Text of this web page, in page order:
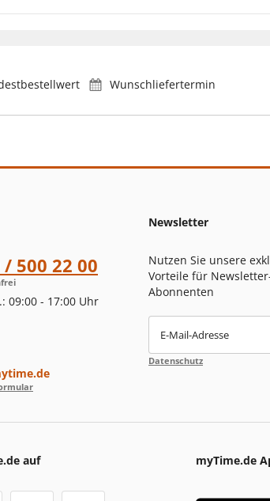
Wunschliefertermin
500 22 00
09:00 - 17:00 Uhr
Newsletter
Nutzen Sie unsere
Vorteile für
Abonnenten
E-Mail-Adresse
Datenschutz
auf myTime.de